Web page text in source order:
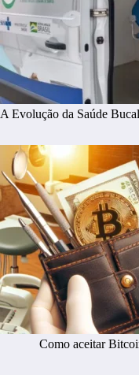
A Evolução da Saúde
Como aceitar